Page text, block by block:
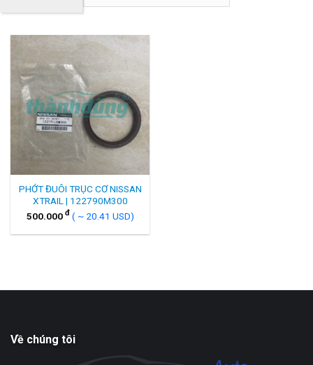
PHỚT ĐUÔI TRỤC CƠ NISSAN
XTRAIL | 122790M300
500.000 đ ( ~ 20.41 USD)
Về chúng tôi